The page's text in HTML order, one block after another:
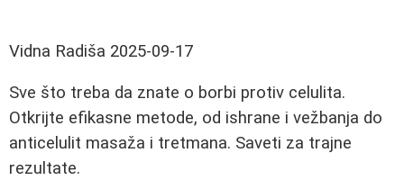
Vidna Radiša 2025-09-17
Sve što treba da znate o borbi protiv celulita.
Otkrijte efikasne metode, od ishrane i vežbanja do
anticelulit masaža i tretmana. Saveti za trajne
rezultate.